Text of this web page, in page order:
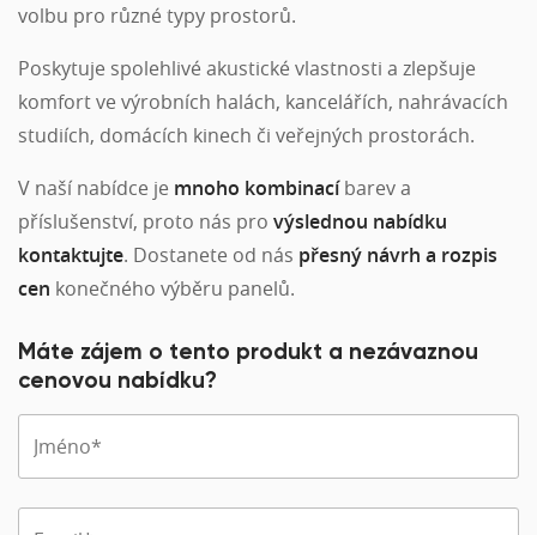
volbu pro různé typy prostorů.
Poskytuje spolehlivé akustické vlastnosti a zlepšuje
komfort ve výrobních halách, kancelářích, nahrávacích
studiích, domácích kinech či veřejných prostorách.
V naší nabídce je mnoho kombinacíbarev a
příslušenství, proto nás pro výslednou nabídku
kontaktujte. Dostanete od nás přesný návrh a rozpis
cen konečného výběru panelů.
Máte zájem o tento produkt a nezávaznou
cenovou nabídku?